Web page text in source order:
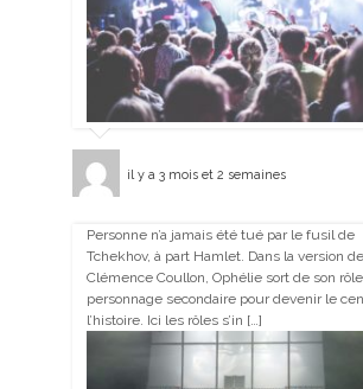
il y a 3 mois et 2 semaines
Personne n’a jamais été tué par le fusil de
Tchekhov, à part Hamlet. Dans la version de
Clémence Coullon, Ophélie sort de son
personnage secondaire pour devenir le
l’histoire. Ici les rôles s’in […]